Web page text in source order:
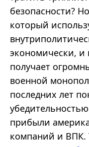
безопасности?
который
экономически, и
получает
военной
последних лет
прибыли
компаний и ВПК.